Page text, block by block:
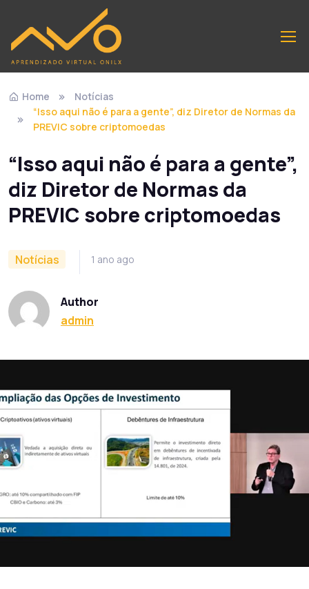
Home
Notícias
“Isso aqui não é para a gente”, diz Diretor de Normas da
PREVIC sobre criptomoedas
“Isso aqui não é para a gente”,
diz Diretor de Normas da
PREVIC sobre criptomoedas
Notícias 1 ano ago
Author
admin